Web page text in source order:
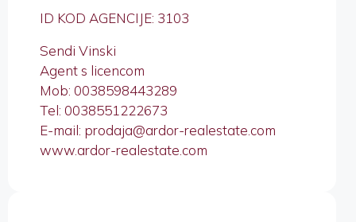
ID KOD AGENCIJE: 3103
Sendi Vinski
Agent s licencom
Mob: 0038598443289
Tel: 0038551222673
E-mail: prodaja@ardor-realestate.com
www.ardor-realestate.com